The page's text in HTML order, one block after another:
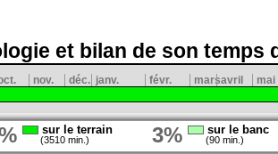
et bilan de son temps
nov. déc. janv. févr. marsavril mai
sur le terrain
(3510 min.) 3% sur le banc
(90 min.)